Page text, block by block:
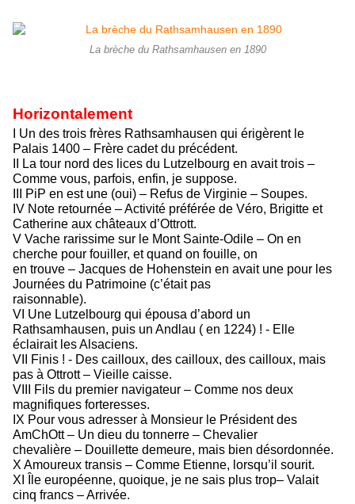
La brèche du Rathsamhausen en 1890
Horizontalement
I Un des trois frères Rathsamhausen qui érigèrent le
Palais 1400 – Frère cadet du précédent.
II La tour nord des lices du Lutzelbourg en avait trois –
Comme vous, parfois, enfin, je suppose.
III PiP en est une (oui) – Refus de Virginie – Soupes.
IV Note retournée – Activité préférée de Véro, Brigitte et
Catherine aux châteaux d’Ottrott.
V Vache rarissime sur le Mont Sainte-Odile – On en
cherche pour fouiller, et quand on fouille, on
en trouve – Jacques de Hohenstein en avait une pour les
Journées du Patrimoine (c’était pas
raisonnable).
VI Une Lutzelbourg qui épousa d’abord un
Rathsamhausen, puis un Andlau ( en 1224) ! - Elle
éclairait les Alsaciens.
VII Finis ! - Des cailloux, des cailloux, des cailloux, mais
pas à Ottrott – Vieille caisse.
VIII Fils du premier navigateur – Comme nos deux
magnifiques forteresses.
IX Pour vous adresser à Monsieur le Président des
AmChOtt – Un dieu du tonnerre – Chevalier
chevalière – Douillette demeure, mais bien désordonnée.
X Amoureux transis – Comme Etienne, lorsqu’il sourit.
XI Île européenne, quoique, je ne sais plus trop– Valait
cinq francs – Arrivée.